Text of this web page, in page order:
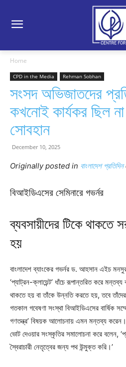
Home
CPD in the Media Rehman Sobhan
সংসদ অভিজাতদের
কখনোই কার্যকর ছিল
সোবহান
December 10, 2025
Originally posted in বাংলাদেশ প্রতিদিন
বিআইডিএসের সেমিনারে গভর্নর
ব্যবসায়ীদের টিকে থাকতে
হয়
বাংলাদেশ ব্যাংকের গভর্নর ড. আহসান এইচ
‘প্যাট্রন-ক্লায়েন্ট’ ধাঁচে রূপান্তরিত করে
থাকতে হয় বা তাঁকে উন্নতি করতে হয়, তবে
গতকাল গবেষণা সংস্থা বিআইডিএসের বার্ষিক
গণতন্ত্র’ বিষয়ক আলোচনায় এমন মন্তব্য করেন।
ভোট দেওয়ার সংস্কৃতির সমালোচনা করে বলেন,
স্বৈরাচারী নেতৃত্বের জন্য পথ উন্মুক্ত করি।’